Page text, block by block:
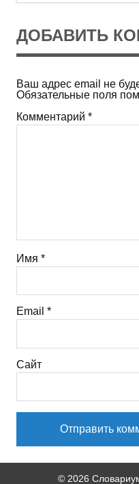
ДОБАВИТЬ
Ваш адрес email не
Обязательные поля
Комментарий *
Имя *
Email *
Сайт
© 2026